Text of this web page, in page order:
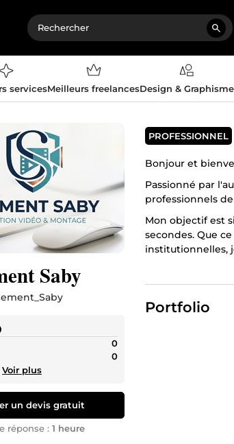
servicesMeilleurs freelancesDesign & Graphisme
Saby
0
0
Voir plus
un devis gratuit
réponse : 1 heure
PROFESSIONNEL
Bonjour et
Passionné par
professionnels
Mon objectif est
secondes. Que
institutionnelles,
Portfolio